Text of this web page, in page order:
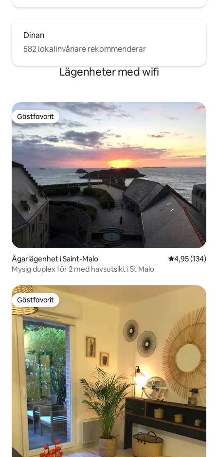
Dinan
582 lokalinvånare rekommenderar
Lägenheter med wifi
Gästfavorit
Gästfavorit
Ägarlägenhet i Saint-Malo 4,95 av 5 i
4,95 (134)
Mysig duplex för 2 med havsutsikt i St Malo
Gästfavorit
Gästfavorit